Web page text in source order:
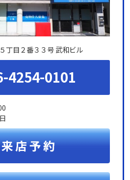
丁目２番３３号 武和ビル
4254-0101